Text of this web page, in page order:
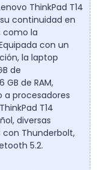
ThinkPad T14
continuidad en
como la
con un
la laptop
de
de RAM,
procesadores
T14
diversas
con Thunderbolt,
5.2.